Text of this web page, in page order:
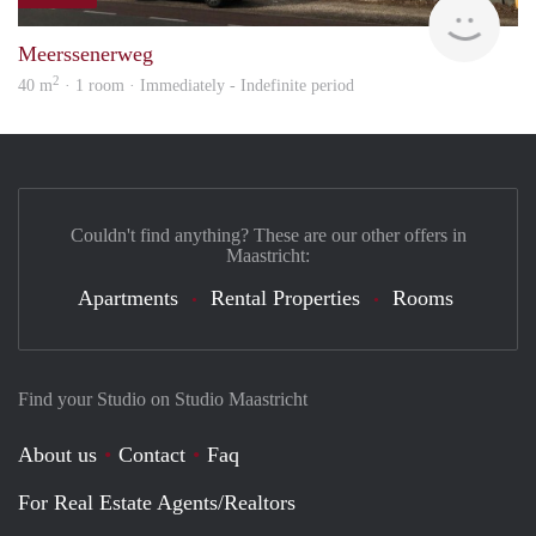
Meerssenerweg
40 m2 · 1 room · Immediately - Indefinite period
Find your Studio on Studio Maastricht
About us Contact
Faq
For Real Estate Agents/Realtors
Couldn't find anything? These are our other offers in
Maastricht:
Apartments Rental Properties Rooms